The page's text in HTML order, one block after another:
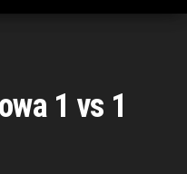
1 vs 1